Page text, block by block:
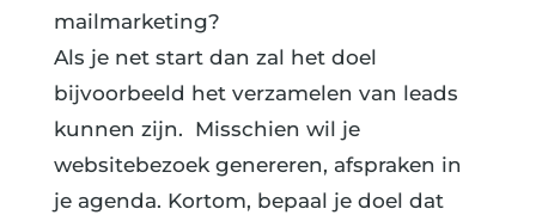
mailmarketing?
Als je net start dan zal het doel
bijvoorbeeld het verzamelen van leads
kunnen zijn. Misschien wil je
websitebezoek genereren, afspraken in
je agenda. Kortom, bepaal je doel dat